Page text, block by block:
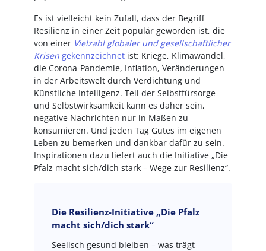
Es ist vielleicht kein Zufall, dass der Begriff
Resilienz in einer Zeit populär geworden ist, die
von einer Vielzahl globaler und gesellschaftlicher
Krisengekennzeichnetist: Kriege, Klimawandel,
die Corona-Pandemie, Inflation, Veränderungen
in der Arbeitswelt durch Verdichtung und
Künstliche Intelligenz. Teil der Selbstfürsorge
und Selbstwirksamkeit kann es daher sein,
negative Nachrichten nur in Maßen zu
konsumieren. Und jeden Tag Gutes im eigenen
Leben zu bemerken und dankbar dafür zu sein.
Inspirationen dazu liefert auch die Initiative „Die
Pfalz macht sich/dich stark – Wege zur Resilienz“.
Die Resilienz-Initiative „Die Pfalz
macht sich/dich stark“
Seelisch gesund bleiben – was trägt